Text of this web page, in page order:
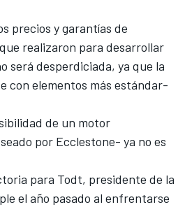
precios y garantías de
realizaron para desarrollar
será desperdiciada, ya que la
con elementos más estándar-
de un motor
por Ecclestone- ya no es
para Todt, presidente de la
el año pasado al enfrentarse